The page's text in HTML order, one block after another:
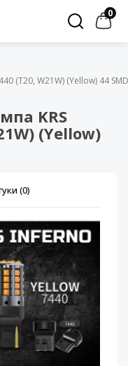
0
(T20, W21W) (Yellow) 44
KRS
(Yellow)
(0)